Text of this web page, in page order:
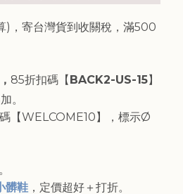
)，寄台灣貨到收關稅，滿500
， 85折扣碼【BACK2-US-15】
。
【WELCOME10】，標示Ø
。
髒鞋 ，定價超好＋打折。